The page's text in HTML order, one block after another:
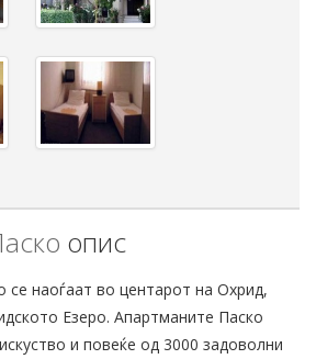
опис
се наоѓаат во центарот на Охрид,
Езеро. Апартманите Паско
и повеќе од 3000 задоволни